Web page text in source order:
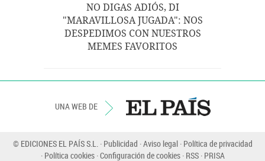
NO DIGAS ADIÓS, DI
"MARAVILLOSA JUGADA": NOS
DESPEDIMOS CON NUESTROS
MEMES FAVORITOS
UNA WEB DE
© EDICIONES EL PAÍS S.L. Publicidad Aviso legal Política de privacidad
Política cookies Configuración de cookies RSS PRISA